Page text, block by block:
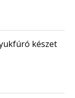
készet